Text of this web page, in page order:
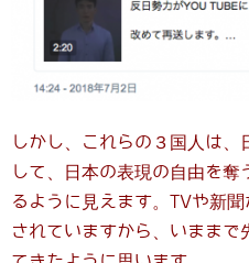
しかし、これらの３国人は
して、日本の表現の自由を
るように見えます。TVや新
されていますから、いまま